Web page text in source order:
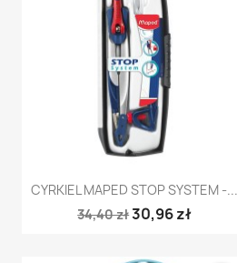
Szybki podgląd
CYRKIEL MAPED STOP SYSTEM -...
34,40 zł30,96 zł